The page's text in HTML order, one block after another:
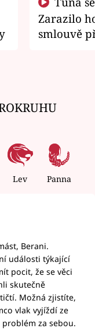
Zarazilo
smlouvě
Lev Panna
Berani.
události týkající
pocit, že se věci
skutečně
Možná zjistíte,
vlak vyjíždí ze
za sebou.